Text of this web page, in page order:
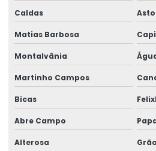
Treinamento de ponte rolante
Trilhos para pontes rolantes
Trilhos de rolamento para pontes
Trole Elétrico
Trole Elétrico Para Produção E
Trole Motorizado Para Talha
Caldas
Matias Barbosa
Montalvânia
Martinho Campos
Bicas
Abre Campo
Alterosa